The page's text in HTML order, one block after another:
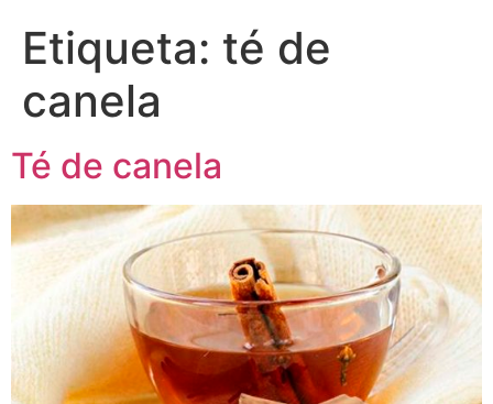
Etiqueta: té de
canela
Té de canela